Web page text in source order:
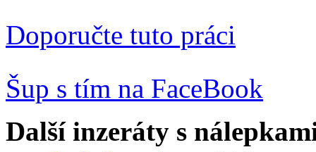
Doporučte tuto práci
Šup s tím na FaceBook
Další inzeráty s